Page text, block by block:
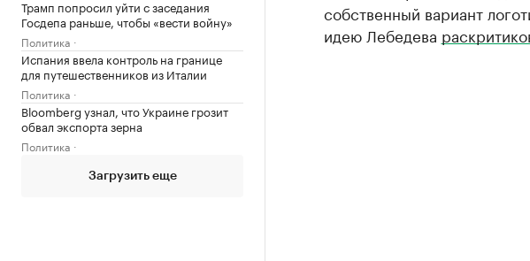
Трамп попросил уйти с заседания
Госдепа раньше, чтобы «вести войну»
Политика
Испания ввела контроль на границе
для путешественников из Италии
Политика
Bloomberg узнал, что Украине грозит
обвал экспорта зерна
Политика
Загрузить еще
собственный вариант
идею Лебедева